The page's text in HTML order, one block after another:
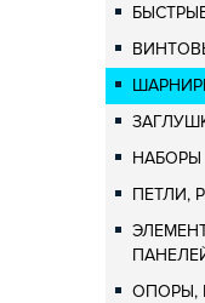
НАБОРЫ
ПЕТЛИ,
ОПОРЫ,